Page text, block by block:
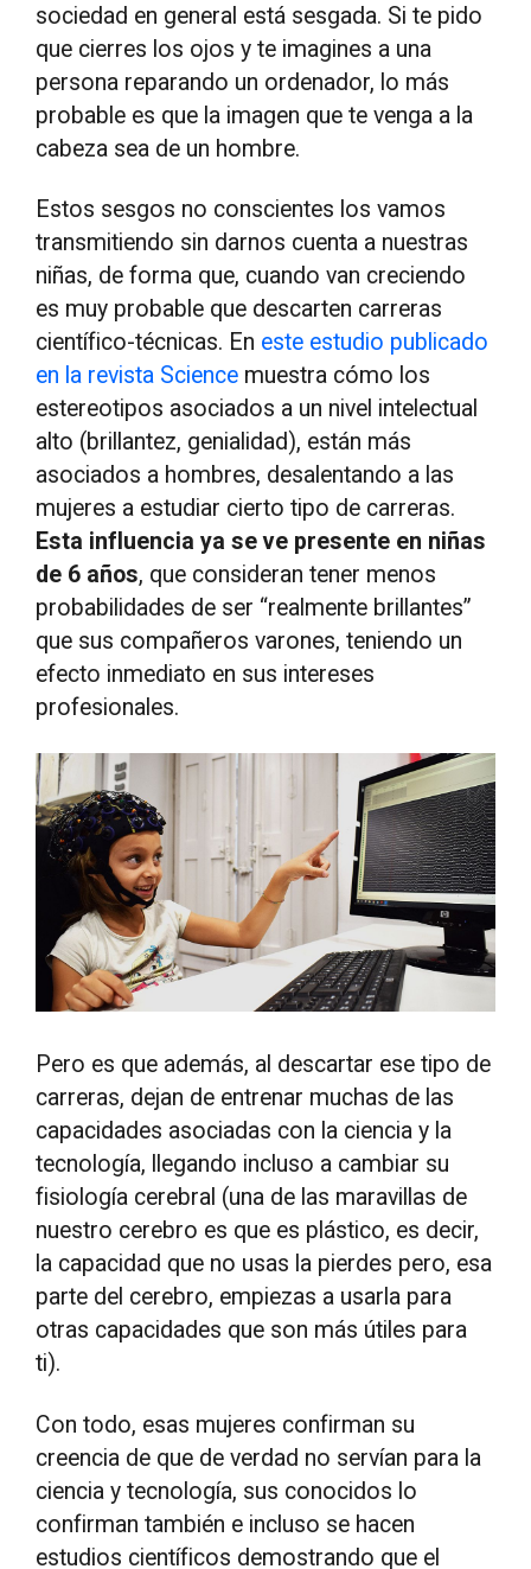
sociedad en general está sesgada. Si te pido
que cierres los ojos y te imagines a una
persona reparando un ordenador, lo más
probable es que la imagen que te venga a la
cabeza sea de un hombre.
Estos sesgos no conscientes los vamos
transmitiendo sin darnos cuenta a nuestras
niñas, de forma que, cuando van creciendo
es muy probable que descarten carreras
científico-técnicas. En este estudio publicado
en la revista Science muestra cómo los
estereotipos asociados a un nivel intelectual
alto (brillantez, genialidad), están más
asociados a hombres, desalentando a las
mujeres a estudiar cierto tipo de carreras.
Esta influencia ya se ve presente en niñas
de 6 años, que consideran tener menos
probabilidades de ser “realmente brillantes”
que sus compañeros varones, teniendo un
efecto inmediato en sus intereses
profesionales.
Pero es que además, al descartar ese tipo de
carreras, dejan de entrenar muchas de las
capacidades asociadas con la ciencia y la
tecnología, llegando incluso a cambiar su
fisiología cerebral (una de las maravillas de
nuestro cerebro es que es plástico, es decir,
la capacidad que no usas la pierdes pero, esa
parte del cerebro, empiezas a usarla para
otras capacidades que son más útiles para
ti).
Con todo, esas mujeres confirman su
creencia de que de verdad no servían para la
ciencia y tecnología, sus conocidos lo
confirman también e incluso se hacen
estudios científicos demostrando que el